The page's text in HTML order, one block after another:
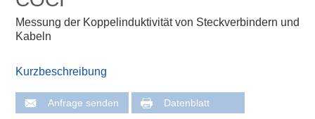
Messung der Koppelinduktivität von Steckverbindern und
Kabeln
Kurzbeschreibung
Anfrage senden Datenblatt